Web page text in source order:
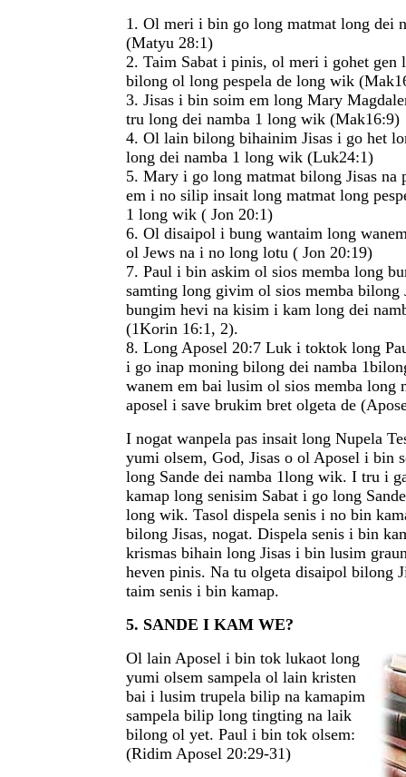
1. Ol meri i bin go long matmat long dei
(Matyu 28:1)
2. Taim Sabat i pinis, ol meri i gohet gen
bilong ol long pespela de long wik
3. Jisas i bin soim em long Mary
tru long dei namba 1 long wik (Mak16:9)
4. Ol lain bilong bihainim Jisas i go het
long dei namba 1 long wik (Luk24:1)
5. Mary i go long matmat bilong Jisas na
em i no silip insait long matmat long
1 long wik ( Jon 20:1)
6. Ol disaipol i bung wantaim long
ol Jews na i no long lotu ( Jon 20:19)
7. Paul i bin askim ol sios memba long
samting long givim ol sios memba bilong
bungim hevi na kisim i kam long dei
(1Korin 16:1, 2).
8. Long Aposel 20:7 Luk i toktok long
i go inap moning bilong dei namba
wanem em bai lusim ol sios memba long
aposel i save brukim bret olgeta de
I nogat wanpela pas insait long Nupela
yumi olsem, God, Jisas o ol Aposel i bin
long Sande dei namba 1long wik. I tru i
kamap long senisim Sabat i go long
long wik. Tasol dispela senis i no bin
bilong Jisas, nogat. Dispela senis i bin
krismas bihain long Jisas i bin lusim
heven pinis. Na tu olgeta disaipol bilong
taim senis i bin kamap.
5. SANDE I KAM WE?
Ol lain Aposel i bin tok lukaot long
yumi olsem sampela ol lain kristen
bai i lusim trupela bilip na kamapim
sampela bilip long tingting na laik
bilong ol yet. Paul i bin tok olsem:
(Ridim Aposel 20:29-31)